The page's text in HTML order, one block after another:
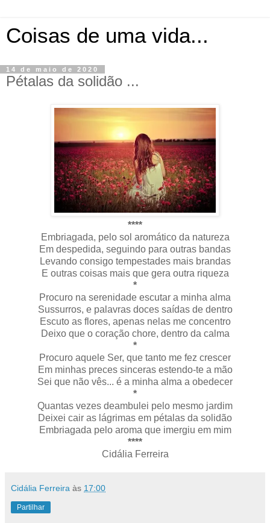
Coisas de uma vida...
14 de maio de 2020
Pétalas da solidão ...
****
Embriagada, pelo sol aromático da natureza
Em despedida, seguindo para outras bandas
Levando consigo tempestades mais brandas
E outras coisas mais que gera outra riqueza
*
Procuro na serenidade escutar a minha alma
Sussurros, e palavras doces saídas de dentro
Escuto as flores, apenas nelas me concentro
Deixo que o coração chore, dentro da calma
*
Procuro aquele Ser, que tanto me fez crescer
Em minhas preces sinceras estendo-te a mão
Sei que não vês... é a minha alma a obedecer
*
Quantas vezes deambulei pelo mesmo jardim
Deixei cair as lágrimas em pétalas da solidão
Embriagada pelo aroma que imergiu em mim
****
Cidália Ferreira
Cidália Ferreira às 17:00
Partilhar